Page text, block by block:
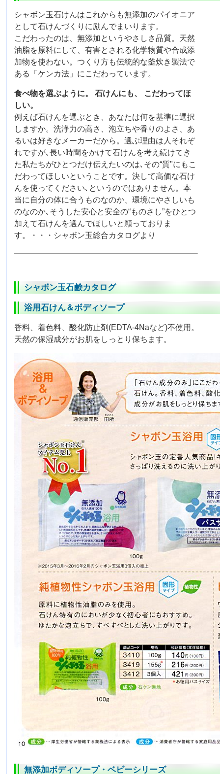
シャボン玉石けんはこれからも無添加のパイオニア
として石けんづくりに励んでまいります。
こだわったのは、無添加というやさしさ品質。天然
油脂を原料にして、有害とされる化学物質や合成添
加物を使わない。つくり方も伝統的な釜炊き製法で
ある「ケンカ法」にこだわっています。
食べ物を選ぶように。 石けんにも、 こだわってほ
しい。
例えば石けんを選ぶとき、あなたは何を基準に選択
しますか。洗浄力の高さ、泡立ちや香りのよさ、あ
るいは好きなメーカーだから。選ぶ理由は人それぞ
れですが､長い時間をかけて石けんを考え続けてき
た私たちがひとつだけ伝えたいのは､その“質"にもこ
だわってほしいということです。決して高価な石け
んを使ってください､というのではありません。本
当に自分の体に合うものなのか、環境にやさしいも
のなのか､そうした安心と安全の“ものさし”をひとつ
加えて石けんを選んでほしいと願っておりま
す。・・・シャボン玉総合カタログより
シャボン玉石鹸カタログ
浴用石けん＆ボディソープ
香料、着色料、酸化防止剤(EDTA-4Naなど)不使用。
天然の保湿成分がお肌をしっとり保ちます。
無添加ボディソープ・ベビーシリーズ